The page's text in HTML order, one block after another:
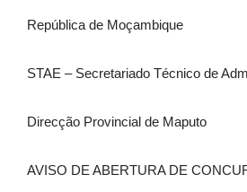
República de Moçambique
STAE – Secretariado Técnico de
Direcção Provincial de Maputo
AVISO DE ABERTURA DE